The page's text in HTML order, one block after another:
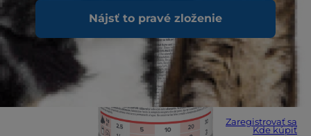
Nájsť to pravé zloženie
Zaregistrovať sa
Kde kúpiť